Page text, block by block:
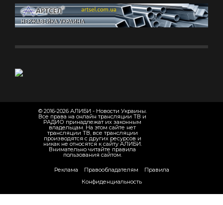
© 2016-2026 АЛИБИ - Новости Украины.
Все права на онлайн трансляции ТВ и
РАДИО принадлежат их законным
владельцам. На этом сайте нет
трансляции ТВ, все трансляции
производятся с других ресурсов и
никак не относятся к сайту АЛИБИ.
Внимательно читайте правила
пользования сайтом.
Реклама Правообладателям
Правила
Конфиденциальность